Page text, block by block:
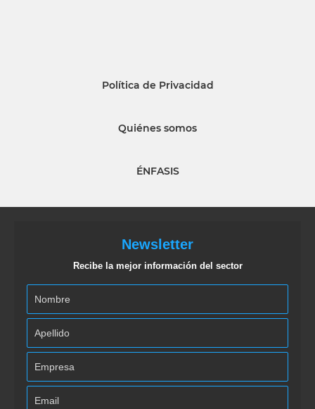
Política de Privacidad
Quiénes somos
ÉNFASIS
Newsletter
Recibe la mejor información del sector